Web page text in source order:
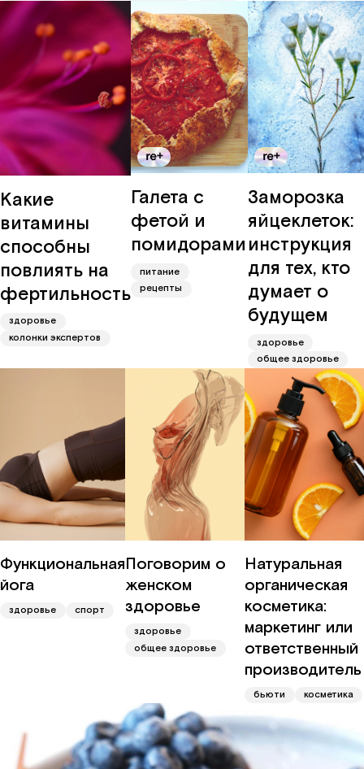
Какие
витамины
способны
повлиять на
фертильность
здоровье
колонки экспертов
Галета с
фетой и
помидорами
питание
рецепты
Заморозка
яйцеклеток:
инструкция
для тех, кто
думает о
будущем
здоровье
общее здоровье
Функциональная
йога
здоровье спорт
Поговорим о
женском
здоровье
здоровье
общее здоровье
Натуральная
органическая
косметика:
маркетинг или
ответственный
производитель
бьюти косметика